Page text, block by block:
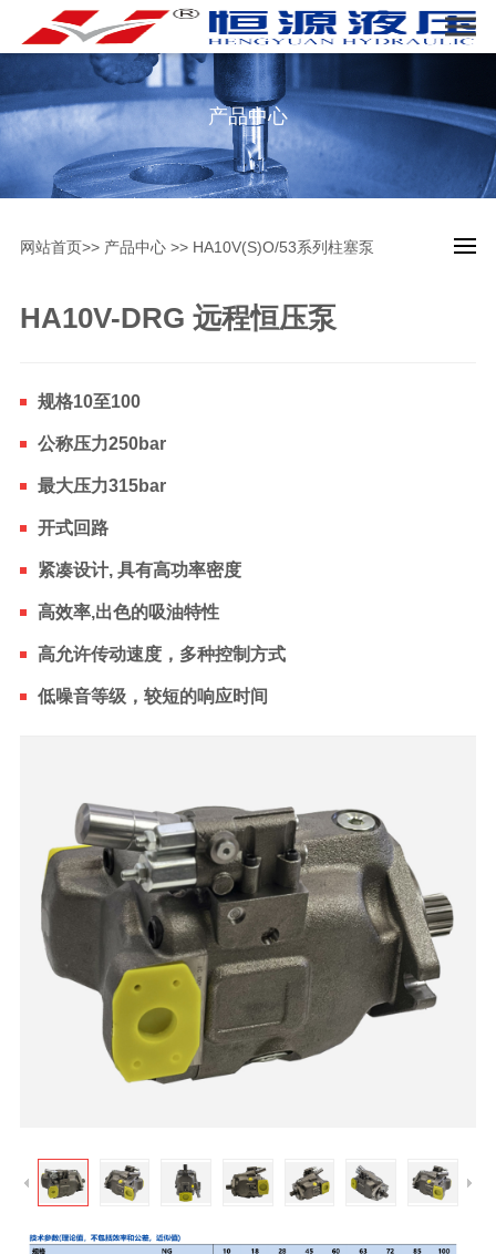
产品中心
网站首页>> 产品中心>> HA10V(S)O/53系列柱塞泵
HA10V-DRG 远程恒压泵
规格10至100
公称压力250bar
最大压力315bar
开式回路
紧凑设计, 具有高功率密度
高效率,出色的吸油特性
高允许传动速度，多种控制方式
低噪音等级，较短的响应时间